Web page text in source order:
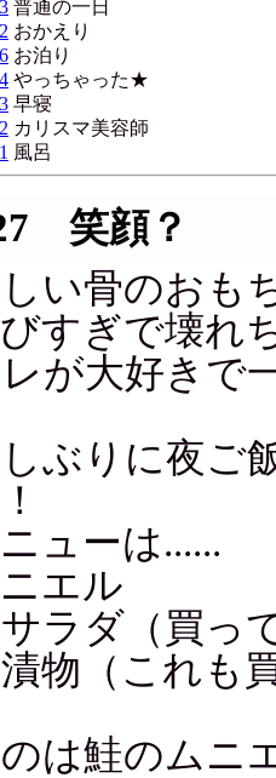
普通の一日
おかえり
お泊り
やっちゃった★
早寝
カリスマ美容師
風呂
笑顔？
い骨のおも
すぎで壊れ
が大好きで
ぶりに夜ご
ューは......
エル
サラダ（買っ
漬物（これも
は鮭のムニ